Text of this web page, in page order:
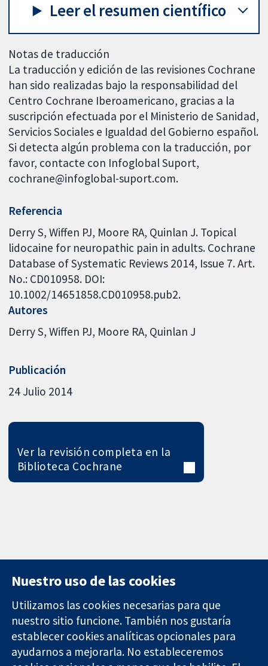
Leer el resumen científico
Notas de traducción
La traducción y edición de las revisiones Cochrane
han sido realizadas bajo la responsabilidad del
Centro Cochrane Iberoamericano, gracias a la
suscripción efectuada por el Ministerio de Sanidad,
Servicios Sociales e Igualdad del Gobierno español.
Si detecta algún problema con la traducción, por
favor, contacte con Infoglobal Suport,
cochrane@infoglobal-suport.com.
Referencia
Derry S, Wiffen PJ, Moore RA, Quinlan J. Topical
lidocaine for neuropathic pain in adults. Cochrane
Database of Systematic Reviews 2014, Issue 7. Art.
No.: CD010958. DOI:
10.1002/14651858.CD010958.pub2.
Autores
Derry S Wiffen PJ Moore RA Quinlan J
Publicación
24 Julio 2014
Ver la revisión completa en la
Biblioteca Cochrane
Evidencia fiable.
11-13 Cavendish
Square
Londres
Contacto
Noticias
Prensa
Nuestro uso de las cookies
Utilizamos las cookies necesarias para que
nuestro sitio funcione. También nos gustaría
establecer cookies analíticas opcionales para
ayudarnos a mejorarla. No estableceremos